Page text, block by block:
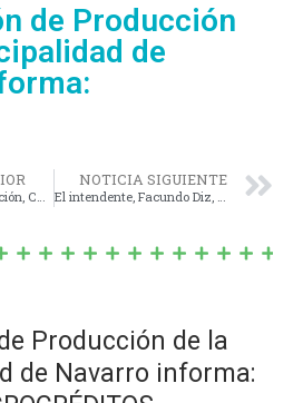
de Producción
de
El director de Educación, Carlos Tomatis, participó de inicio de la Jornada Completa en la Escuela Primaria N°7.
NOTICIA SIGUIENTE
El intendente, Facundo Diz, estuvo presente en la apertura del 115° periodo legislativo bonaerense.
Producción de la
de Navarro informa: